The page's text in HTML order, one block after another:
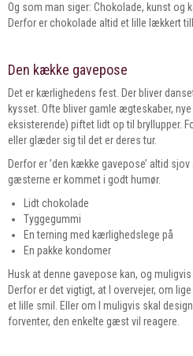
Og som man siger: Chokolade, kunst og
Derfor er chokolade altid et lille lækkert
Den kække gavepose
Det er kærlighedens fest. Der bliver
kysset. Ofte bliver gamle ægteskaber,
eksisterende) piftet lidt op til bryllupper.
eller glæder sig til det er deres tur.
Derfor er ’den kække gavepose’ altid
gæsterne er kommet i godt humør.
Lidt chokolade
Tyggegummi
En terning med kærlighedslege på
En pakke kondomer
Husk at denne gavepose kan, og
Derfor er det vigtigt, at I overvejer, om
et lille smil. Eller om I muligvis skal
forventer, den enkelte gæst vil reagere.